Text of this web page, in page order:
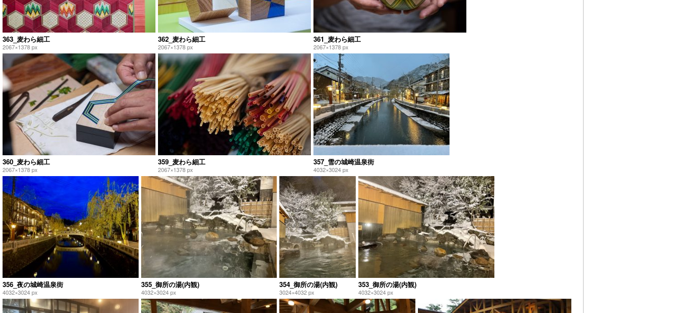
363_麦わら細工
2067×1378 px
362_麦わら細工
2067×1378 px
361_麦わら細工
2067×1378 px
360_麦わら細工
2067×1378 px
359_麦わら細工
2067×1378 px
357_雪の城崎温泉街
4032×3024 px
356_夜の城崎温泉街
4032×3024 px
355_御所の湯(内観)
4032×3024 px
354_御所の湯(内観)
3024×4032 px
353_御所の湯(内観)
4032×3024 px